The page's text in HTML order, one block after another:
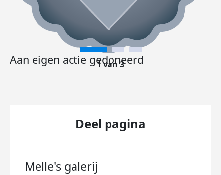
Aan eigen actie gedoneerd
1 van 3
Deel pagina
Melle's galerij